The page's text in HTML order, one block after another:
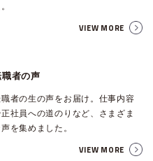
VIEW MORE
職者の声
者の生の声をお届け。仕事内容
社員への道のりなど、さまざま
を集めました。
VIEW MORE